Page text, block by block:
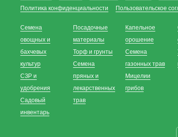
Политика конфиденциальности
Пользовательское
Семена
овощных и
бахчевых
культур
СЗР и
удобрения
Садовый
инвентарь
Посадочные
материалы
Торф и грунты
Семена
пряных и
лекарственных
трав
Капельное
орошение
Семена
газонных трав
Мицелии
грибов